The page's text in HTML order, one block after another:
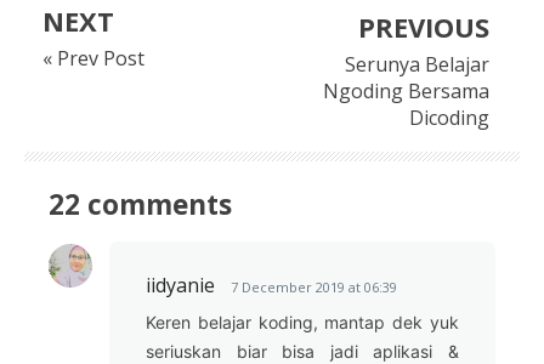
NEXT
« Prev Post
PREVIOUS
Serunya Belajar
Ngoding Bersama
Dicoding
22 comments
iidyanie 7 December 2019 at 06:39
Keren belajar koding, mantap dek yuk
seriuskan biar bisa jadi aplikasi &